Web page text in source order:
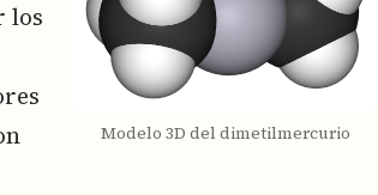
Modelo 3D del dimetilmercurio
los